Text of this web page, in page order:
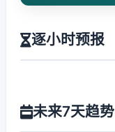
逐小时预报
未来7天趋势